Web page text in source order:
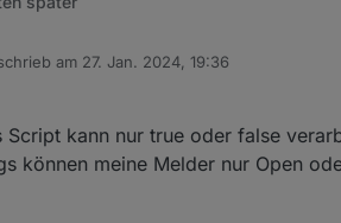
am 27. Jan. 2024, 19:36
editiert von
Script kann nur true oder false
können meine Melder nur Open